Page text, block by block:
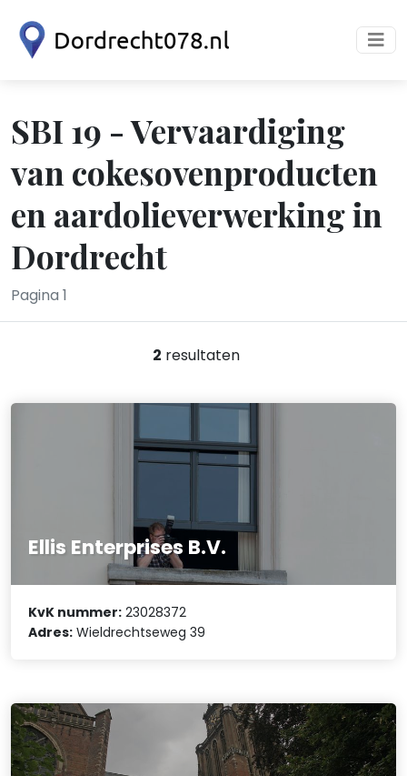
SBI 19 - Vervaardiging
van cokesovenproducten
en aardolieverwerking in
Dordrecht
Pagina 1
2 resultaten
Ellis Enterprises B.V.
KvK nummer: 23028372
Adres: Wieldrechtseweg 39